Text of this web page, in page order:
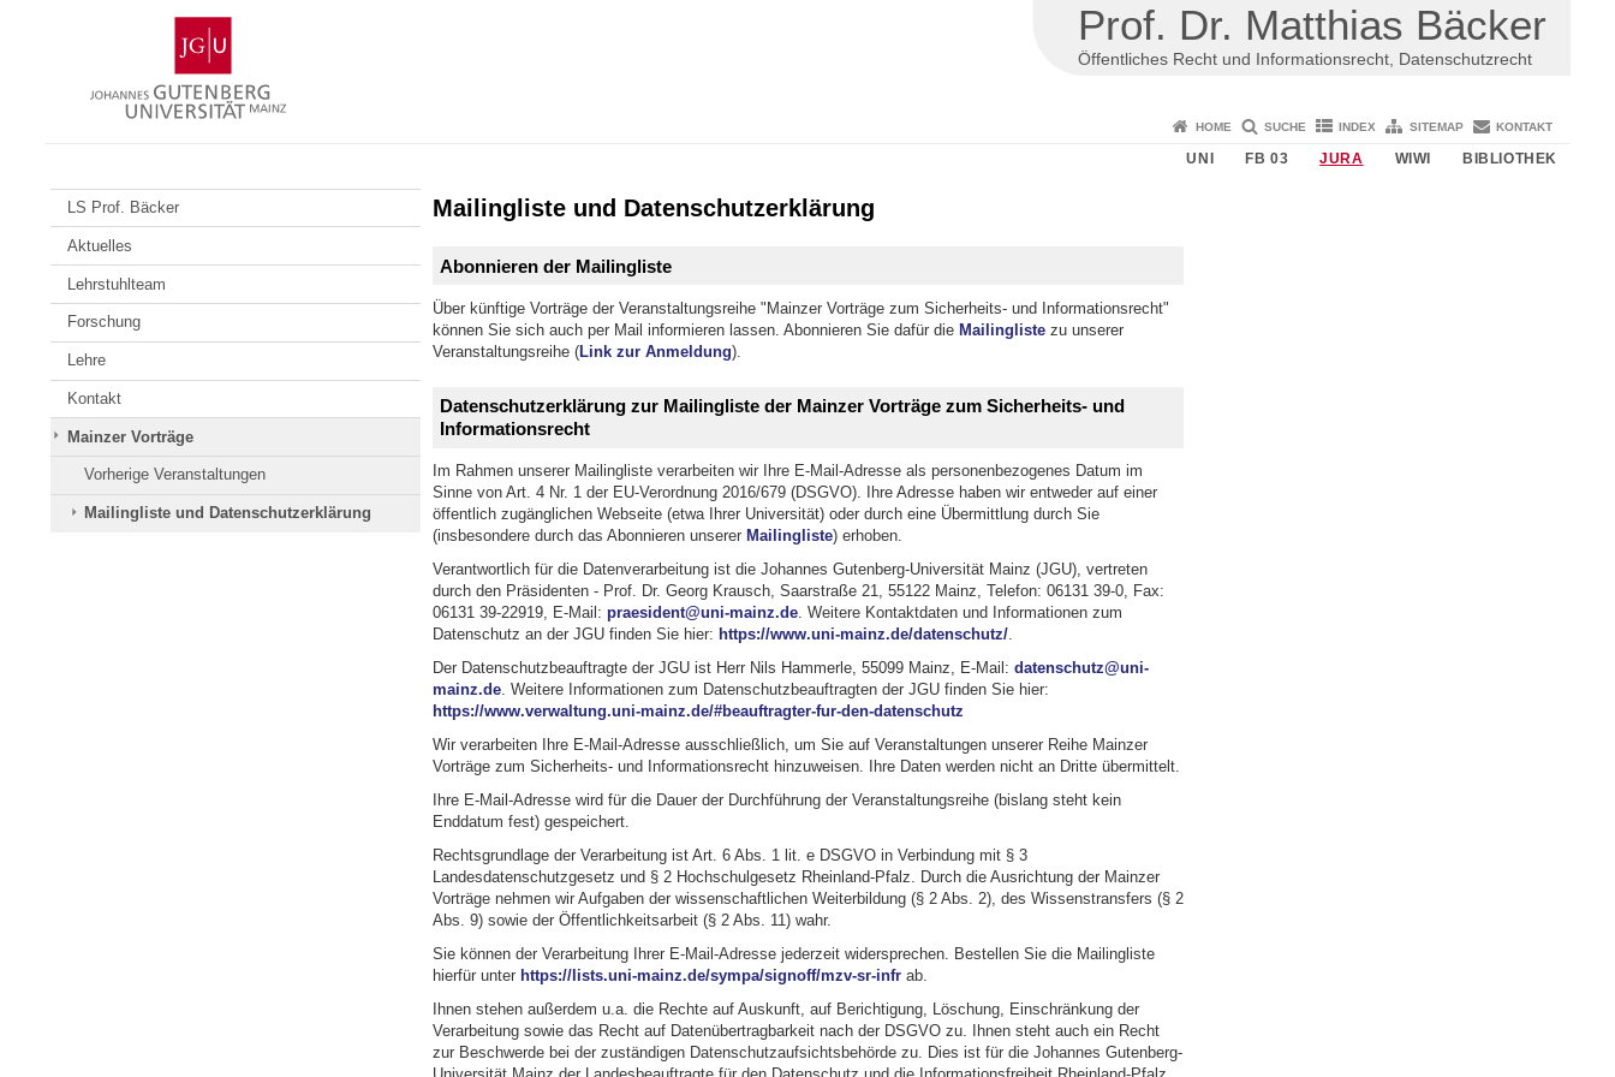
Gutenberg-
Universität
Mainz
Prof. Dr. Matthias Bäcker
Öffentliches Recht und Informationsrecht, Datenschutzrecht
HOME SUCHE INDEX SITEMAP KONTAKT
UNI FB 03 JURA WIWI BIBLIOTHEK
LS Prof. Bäcker
Aktuelles
Lehrstuhlteam
Forschung
Lehre
Kontakt
Mainzer Vorträge
Vorherige Veranstaltungen
Mailingliste und Datenschutzerklärung
Mailingliste und Datenschutzerklärung
Abonnieren der Mailingliste
Über künftige Vorträge der Veranstaltungsreihe "Mainzer Vorträge zum Sicherheits- und Informationsrecht"
können Sie sich auch per Mail informieren lassen. Abonnieren Sie dafür die Mailinglistezu unserer
Veranstaltungsreihe (Link zur Anmeldung).
Datenschutzerklärung zur Mailingliste der Mainzer Vorträge zum Sicherheits- und
Informationsrecht
Im Rahmen unserer Mailingliste verarbeiten wir Ihre E-Mail-Adresse als personenbezogenes Datum im
Sinne von Art. 4 Nr. 1 der EU-Verordnung 2016/679 (DSGVO). Ihre Adresse haben wir entweder auf einer
öffentlich zugänglichen Webseite (etwa Ihrer Universität) oder durch eine Übermittlung durch Sie
(insbesondere durch das Abonnieren unserer Mailingliste) erhoben.
Verantwortlich für die Datenverarbeitung ist die Johannes Gutenberg-Universität Mainz (JGU), vertreten
durch den Präsidenten - Prof. Dr. Georg Krausch, Saarstraße 21, 55122 Mainz, Telefon: 06131 39-0, Fax:
06131 39-22919, E-Mail: praesident@uni-mainz.de. Weitere Kontaktdaten und Informationen zum
Datenschutz an der JGU finden Sie hier: https://www.uni-mainz.de/datenschutz/.
Der Datenschutzbeauftragte der JGU ist Herr Nils Hammerle, 55099 Mainz, E-Mail: datenschutz@uni-
mainz.de. Weitere Informationen zum Datenschutzbeauftragten der JGU finden Sie hier:
https://www.verwaltung.uni-mainz.de/#beauftragter-fur-den-datenschutz
Wir verarbeiten Ihre E-Mail-Adresse ausschließlich, um Sie auf Veranstaltungen unserer Reihe Mainzer
Vorträge zum Sicherheits- und Informationsrecht hinzuweisen. Ihre Daten werden nicht an Dritte übermittelt.
Ihre E-Mail-Adresse wird für die Dauer der Durchführung der Veranstaltungsreihe (bislang steht kein
Enddatum fest) gespeichert.
Rechtsgrundlage der Verarbeitung ist Art. 6 Abs. 1 lit. e DSGVO in Verbindung mit § 3
Landesdatenschutzgesetz und § 2 Hochschulgesetz Rheinland-Pfalz. Durch die Ausrichtung der Mainzer
Vorträge nehmen wir Aufgaben der wissenschaftlichen Weiterbildung (§ 2 Abs. 2), des Wissenstransfers (§ 2
Abs. 9) sowie der Öffentlichkeitsarbeit (§ 2 Abs. 11) wahr.
Sie können der Verarbeitung Ihrer E-Mail-Adresse jederzeit widersprechen. Bestellen Sie die Mailingliste
hierfür unter https://lists.uni-mainz.de/sympa/signoff/mzv-sr-infrab.
Ihnen stehen außerdem u.a. die Rechte auf Auskunft, auf Berichtigung, Löschung, Einschränkung der
Verarbeitung sowie das Recht auf Datenübertragbarkeit nach der DSGVO zu. Ihnen steht auch ein Recht
zur Beschwerde bei der zuständigen Datenschutzaufsichtsbehörde zu. Dies ist für die Johannes Gutenberg-